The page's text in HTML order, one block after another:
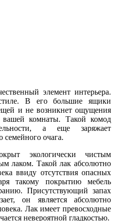
элемент интерьера.
В его большие ящики
и не возникнет ощущения
вашей комнаты. Такой комод
а еще заряжает
семейного очага.
экологически чистым
лаком. Такой лак абсолютно
ввиду отсутствия опасных
такому покрытию мебель
Присутствующий запах
он является абсолютно
Лак имеет превосходные
невероятной гладкостью.